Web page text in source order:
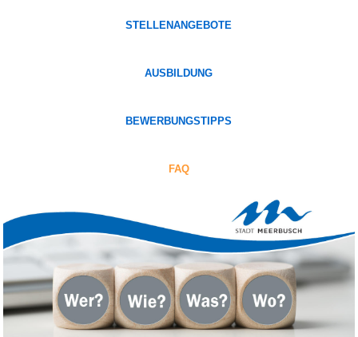
STELLENANGEBOTE
AUSBILDUNG
BEWERBUNGSTIPPS
FAQ